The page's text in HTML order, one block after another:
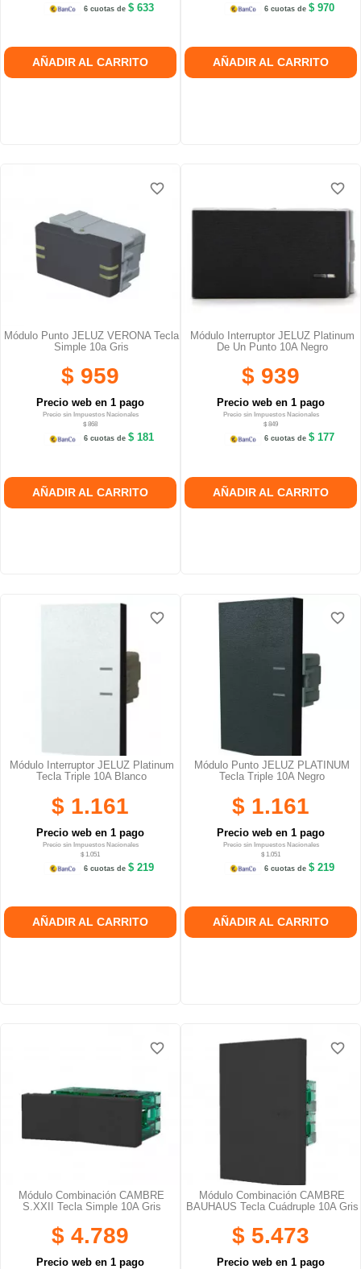
6 cuotas de$ 633
AÑADIR AL CARRITO
6 cuotas de$ 970
AÑADIR AL CARRITO
Módulo Punto JELUZ VERONA Tecla
Simple 10a Gris
$ 959
Precio web en 1 pago
Precio sin Impuestos Nacionales
$ 868
6 cuotas de$ 181
AÑADIR AL CARRITO
favorite_border
favorite_border
Módulo Interruptor JELUZ Platinum
De Un Punto 10A Negro
$ 939
Precio web en 1 pago
Precio sin Impuestos Nacionales
$ 849
6 cuotas de$ 177
AÑADIR AL CARRITO
favorite_border
favorite_border
Módulo Interruptor JELUZ Platinum
Tecla Triple 10A Blanco
$ 1.161
Precio web en 1 pago
Precio sin Impuestos Nacionales
$ 1.051
6 cuotas de$ 219
AÑADIR AL CARRITO
favorite_border
favorite_border
Módulo Punto JELUZ PLATINUM
Tecla Triple 10A Negro
$ 1.161
Precio web en 1 pago
Precio sin Impuestos Nacionales
$ 1.051
6 cuotas de$ 219
AÑADIR AL CARRITO
favorite_border
favorite_border
Módulo Combinación CAMBRE
S.XXII Tecla Simple 10A Gris
$ 4.789
Precio web en 1 pago
favorite_border
favorite_border
Módulo Combinación CAMBRE
BAUHAUS Tecla Cuádruple 10A Gris
$ 5.473
Precio web en 1 pago
favorite_border
favorite_border